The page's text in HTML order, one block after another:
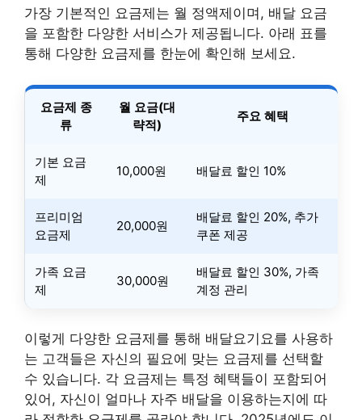
가장 기본적인 요금제는 월 정액제이며, 배달 요금
을 포함한 다양한 서비스가 제공됩니다. 아래 표를
통해 다양한 요금제를 한눈에 확인해 보세요.
요금제 종
류
월 요금(대
략적)
주요 혜택
기본 요금
제
10,000원 배달료 할인 10%
프리미엄
요금제
20,000원
배달료 할인 20%, 추가
쿠폰 제공
가족 요금
제
30,000원
배달료 할인 30%, 가족
계정 관리
이렇게 다양한 요금제를 통해 배달요기요를 사용하
는 고객들은 자신의 필요에 맞는 요금제를 선택할
수 있습니다. 각 요금제는 특정 혜택들이 포함되어
있어, 자신이 얼마나 자주 배달을 이용하는지에 따